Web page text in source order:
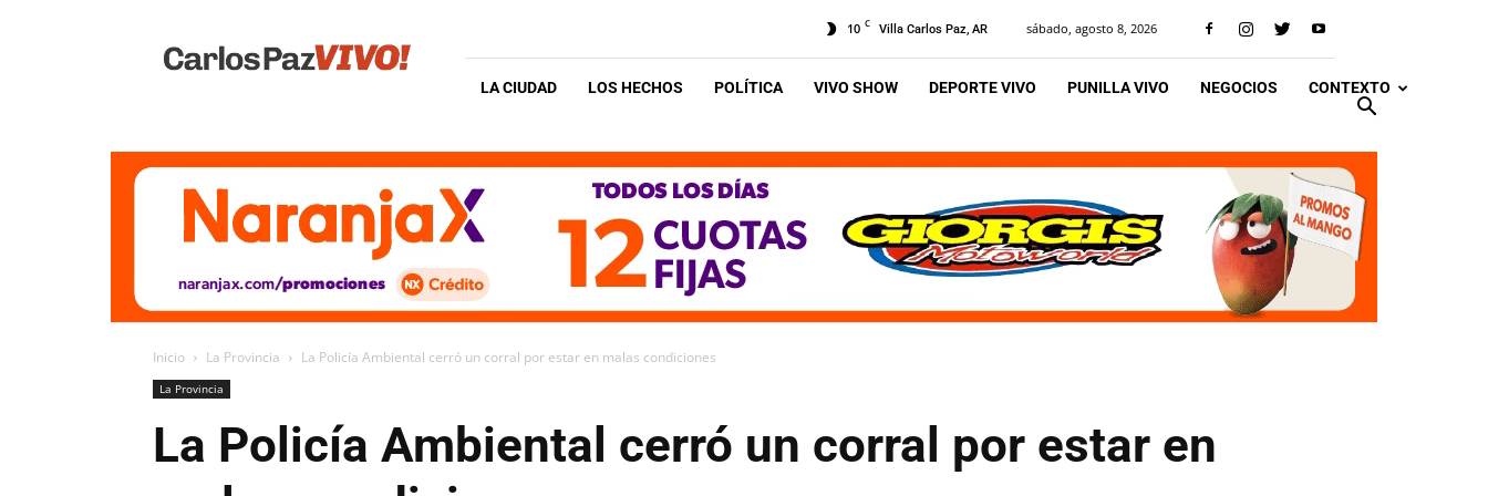
Vivo
10 C Villa Carlos Paz, AR sábado, agosto 8, 2026
LA CIUDAD LOS HECHOS POLÍTICA VIVO SHOW DEPORTE VIVO PUNILLA VIVO NEGOCIOS CONTEXTO
Inicio La Provincia La Policía Ambiental cerró un corral por estar en malas condiciones
La Provincia
La Policía Ambiental cerró un corral por estar en